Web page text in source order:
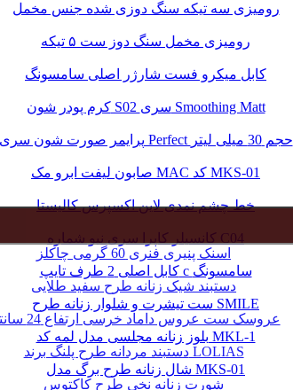
اسنک پنیری فنری 60 گرمی چاکلز
دستبند شیک زنانه طرح سفید طلایی
عروسک ست عروس داماد خرسی ارتفاع 24 سانتی
دستبند مردانه طرح پلنگ برند LOLIAS
شورت زنانه نخی طرح کاکتوس
رومیزی سه تیکه سنگ دوزی شده جنس مخمل
رومیزی مخمل سنگ دوز ست ۵ تیکه
کابل میکرو فست شارژر اصلی سامسونگ
کرم پودر شون S02 سری Smoothing Matt
پرایمر صورت شون سری Perfect حجم 30 میلی لیتر
صابون لیفت ابرو مک MAC کد MKS-01
خط چشم نمدی لاین اکسپرس کالیستا
کانسیلر کاپرا سری نیو شماره C04
کابل اصلی 2 طرف تایپ c سامسونگ
ست تیشرت و شلوار زنانه طرح SMILE
بلوز زنانه مجلسی مدل لمه کد MKL-1
شال زنانه طرح برگ مدل MKS-01